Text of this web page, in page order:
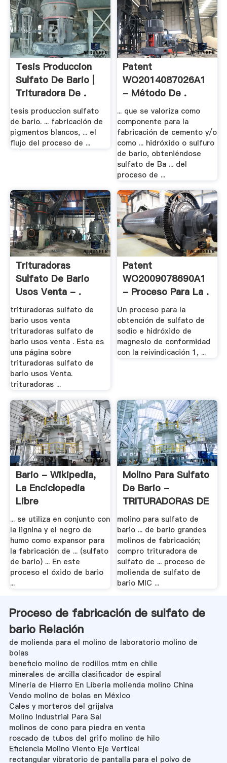
Tesis Produccion
Sulfato De Bario |
Trituradora De .
tesis produccion sulfato
de bario. ... fabricación de
pigmentos blancos, ... el
flujo del proceso de ...
Patent
WO2014087026A1
- Método De .
... que se valoriza como
componente para la
fabricación de cemento y/o
como ... hidróxido o sulfuro
de bario, obteniéndose
sulfato de Ba ... del
proceso de ...
Trituradoras
Sulfato De Bario
Usos Venta - .
trituradoras sulfato de
bario usos venta
trituradoras sulfato de
bario usos venta . Esta es
una página sobre
trituradoras sulfato de
bario usos Venta.
trituradoras ...
Patent
WO2009078690A1
- Proceso Para La .
Un proceso para la
obtención de sulfato de
sodio e hidróxido de
magnesio de conformidad
con la reivindicación 1, ...
Bario - Wikipedia,
La Enciclopedia
Libre
... se utiliza en conjunto con
la lignina y el negro de
humo como expansor para
la fabricación de ... (sulfato
de bario) ... En este
proceso el óxido de bario
...
Molino Para Sulfato
De Bario -
TRITURADORAS DE
.
molino para sulfato de
bario ... de bario grandes
molinos de fabricación;
compro trituradora de
sulfato de ... proceso de
molienda de sulfato de
bario MIC ...
Proceso de fabricación de sulfato de
bario Relación
de molienda para el molino de laboratorio molino de
bolas
beneficio molino de rodillos mtm en chile
minerales de arcilla clasificador de espiral
Minería de Hierro En Liberia molienda molino China
Vendo molino de bolas en México
Cales y morteros del grijalva
Molino Industrial Para Sal
molinos de cono para piedra en venta
roscado de tubos del grifo molino de hilo
Eficiencia Molino Viento Eje Vertical
rectangular vibratorio de pantalla para el polvo de